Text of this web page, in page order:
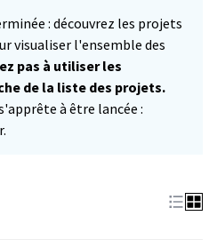
: découvrez les projets
visualiser l'ensemble des
pas à utiliser les
de la liste des projets.
à être lancée :